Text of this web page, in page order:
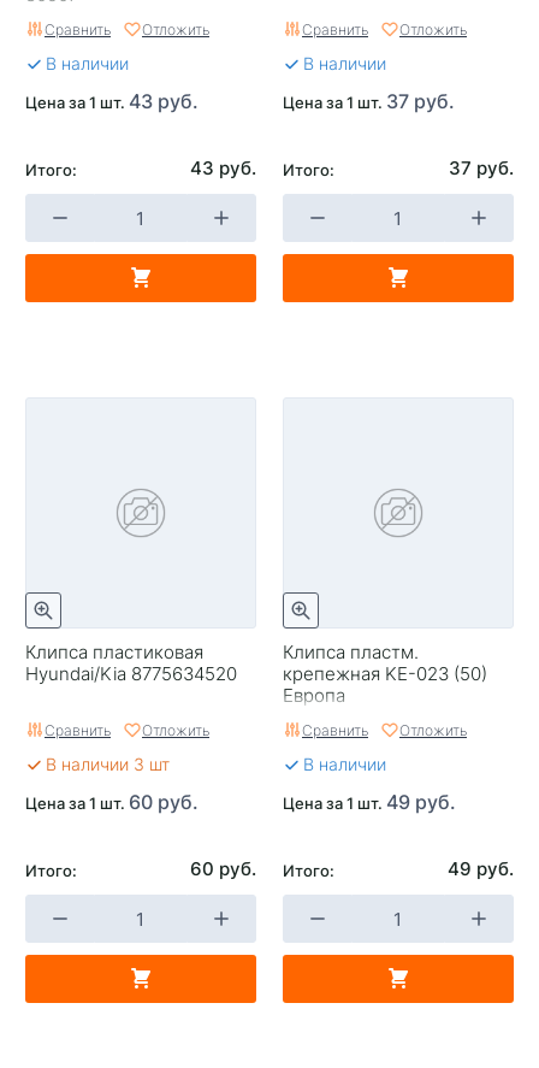
Сравнить Отложить
В наличии
Цена за 1 шт. 43 руб.
Итого: 43 руб.
Сравнить Отложить
В наличии
Цена за 1 шт. 37 руб.
Итого: 37 руб.
Клипса пластиковая
Hyundai/Kia 8775634520
Сравнить Отложить
В наличии 3 шт
Цена за 1 шт. 60 руб.
Итого: 60 руб.
Клипса пластм.
крепежная KE-023 (50)
Европа
Сравнить Отложить
В наличии
Цена за 1 шт. 49 руб.
Итого: 49 руб.